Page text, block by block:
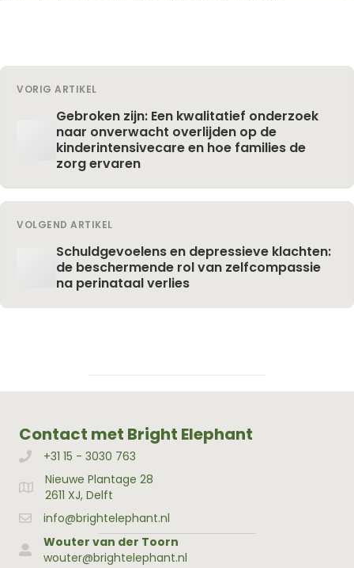
VORIG ARTIKEL
Gebroken zijn: Een kwalitatief onderzoek
naar onverwacht overlijden op de
kinderintensivecare en hoe families de
zorg ervaren
VOLGEND ARTIKEL
Schuldgevoelens en depressieve klachten:
de beschermende rol van zelfcompassie
na perinataal verlies
Contact met Bright Elephant
Bellen met Bright Elephant
+31 15 - 3030 763
Adres Bright Elephant
Nieuwe Plantage 28
2611 XJ, Delft
info@brightelephant.nl
Wouter van der Toorn
wouter@brightelephant.nl